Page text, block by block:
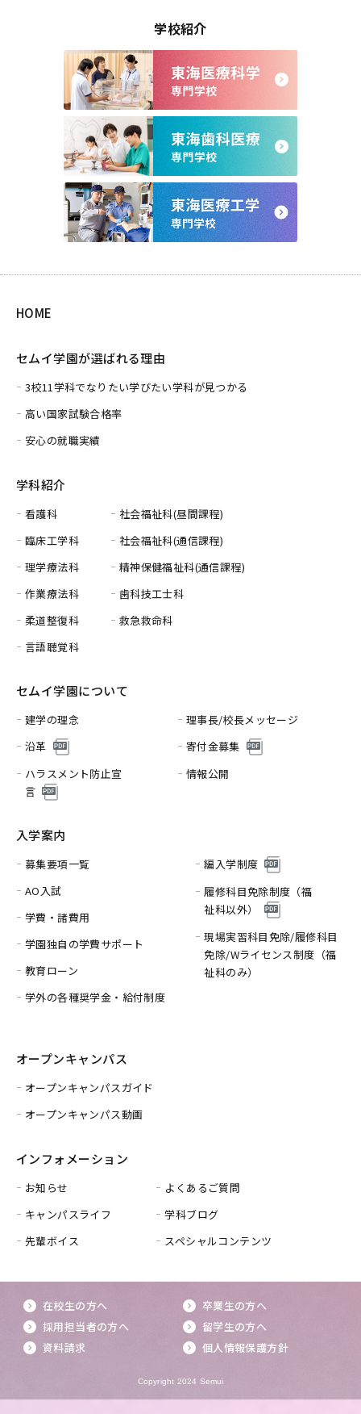
学校紹介
HOME
セムイ学園が選ばれる理由
3校11学科でなりたい学びたい学科が見つかる
高い国家試験合格率
安心の就職実績
学科紹介
看護科
臨床工学科
理学療法科
作業療法科
柔道整復科
言語聴覚科
社会福祉科(昼間課程)
社会福祉科(通信課程)
精神保健福祉科(通信課程)
歯科技工士科
救急救命科
セムイ学園について
建学の理念
理事長/校長メッセージ
沿革
寄付金募集
ハラスメント防止宣
言
情報公開
入学案内
募集要項一覧
AO入試
学費・諸費用
学園独自の学費サポート
教育ローン
学外の各種奨学金・給付制度
編入学制度
履修科目免除制度（福
祉科以外）
現場実習科目免除/履修科目
免除/Wライセンス制度（福
祉科のみ）
オープンキャンパス
オープンキャンパスガイド
オープンキャンパス動画
インフォメーション
お知らせ
キャンパスライフ
先輩ボイス
よくあるご質問
学科ブログ
スペシャルコンテンツ
在校生の方へ
卒業生の方へ
採用担当者の方へ
留学生の方へ
資料請求
個人情報保護方針
Copyright 2024 Semui